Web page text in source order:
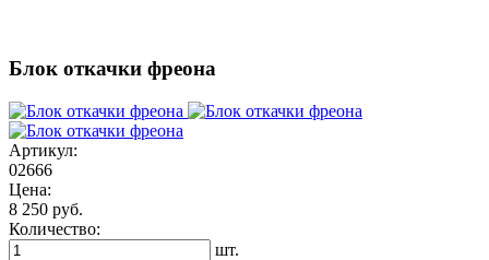
Блок откачки фреона
Артикул:
02666
Цена:
8 250 руб.
Количество:
шт.